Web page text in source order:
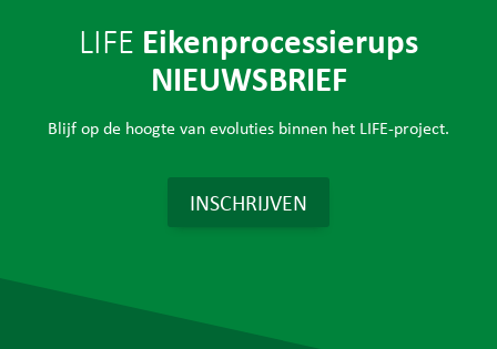
LIFE Eikenprocessierups
NIEUWSBRIEF
Blijf op de hoogte van evoluties binnen het LIFE-project.
INSCHRIJVEN